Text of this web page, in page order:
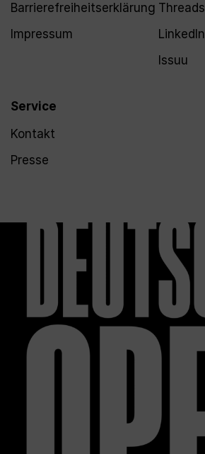
Barrierefreiheitserklärung
Impressum
Service
Kontakt
Presse
Threads
LinkedIn
Issuu